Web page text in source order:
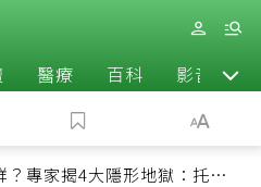
醫療 百科 影音
專家揭4大隱形地獄：托運恐